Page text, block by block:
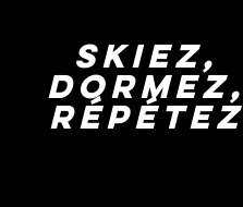
skiez,
dormez,
répétez